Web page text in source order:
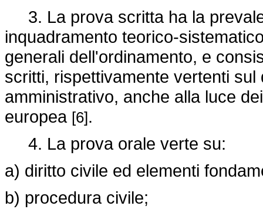
3. La prova scritta ha la
inquadramento teorico-
generali dell'ordinamento, e
scritti, rispettivamente vertenti
amministrativo, anche alla luce
europea [6].
4. La prova orale verte su:
a) diritto civile ed elementi
b) procedura civile;